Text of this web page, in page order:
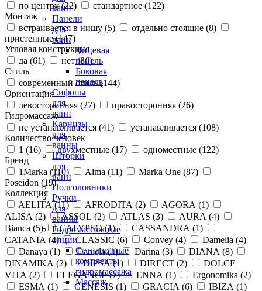
ванн
Панели
для
ванн
Лицевая
панель
Боковая
панель
Сифоны
для
ванн
Карнизы
для
ванны
Шторки
для
ванн
Подголовники
Ручки
для
ванны
Гидромассажные
опции
Стандартные
комплекты
гидромассажа
Массаж
по центру (22) стандартное (122)
Монтаж
встраивается в нишу (5) отдельно стоящие (8)
пристенные (147)
Угловая конструкция
да (61) нет (86)
Стиль
современный стиль (144)
Ориентация
левосторонняя (27) правосторонняя (26)
Гидромассаж
не устанавливается (41) устанавливается (108)
Количество человек
1 (16) двухместные (17) одноместные (122)
Бренд
1Marka (110) Aima (11) Marka One (87)
Poseidon (19)
Коллекция
AELITA (11) AFRODITA (2) AGORA (1)
ALISA (2) ASSOL (2) ATLAS (3) AURA (4)
Bianca (5) CALYPSO (1) CASSANDRA (1)
CATANIA (4) CLASSIC (6) Convey (4) Damelia (4)
Danaya (1) Daniela (1) Darina (3) DIANA (8)
DINAMIKA (2) DIPSA (1) DIRECT (2)
DOLCE
VITA (2) ELEGANCE (7) ENNA (1) Ergonomika (2)
ESMA (1) GENESIS (1) GRACIA (6) IBIZA (1)